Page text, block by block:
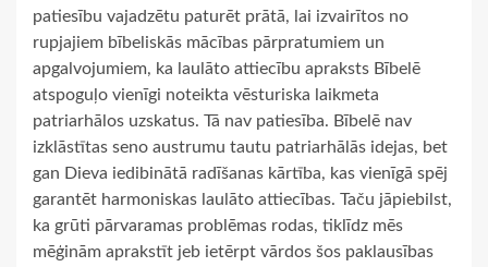
patiesību vajadzētu paturēt prātā, lai izvairītos no
rupjajiem bībeliskās mācības pārpratumiem un
apgalvojumiem, ka laulāto attiecību apraksts Bībelē
atspoguļo vienīgi noteikta vēsturiska laikmeta
patriarhālos uzskatus. Tā nav patiesība. Bībelē nav
izklāstītas seno austrumu tautu patriarhālās idejas, bet
gan Dieva iedibinātā radīšanas kārtība, kas vienīgā spēj
garantēt harmoniskas laulāto attiecības. Taču jāpiebilst,
ka grūti pārvaramas problēmas rodas, tiklīdz mēs
mēģinām aprakstīt jeb ietērpt vārdos šos paklausības